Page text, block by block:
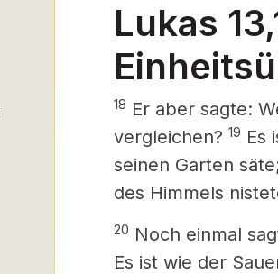
Lukas
18 Er aber sagte:
vergleichen? 19 Es
seinen Garten
des Himmels
20 Noch einmal
Es ist wie der